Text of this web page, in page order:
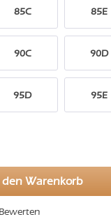
85C 85E
90C 90D
95D 95E
den Warenkorb
Bewerten